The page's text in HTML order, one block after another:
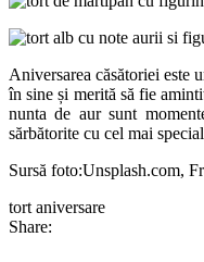
Aniversarea căsătoriei este
în sine și merită să fie
nunta de aur sunt
sărbătorite cu cel mai
Sursă foto:Unsplash.com,
tort aniversare
Share: